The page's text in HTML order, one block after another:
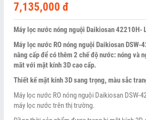
7,135,000 đ
Máy lọc nước nóng nguội Daikiosan 42210H-
Máy lọc nước RO nóng nguội Daikiosan
nâng cấp để có thêm 2 chế độ nước: nóng và
măt với mặt kính 3D cao cấp.
Thiết kế mặt kính 3D sang trọng, màu sắc
Máy lọc nước RO nóng nguội Daikiosan
máy lọc nước trên thị trường.